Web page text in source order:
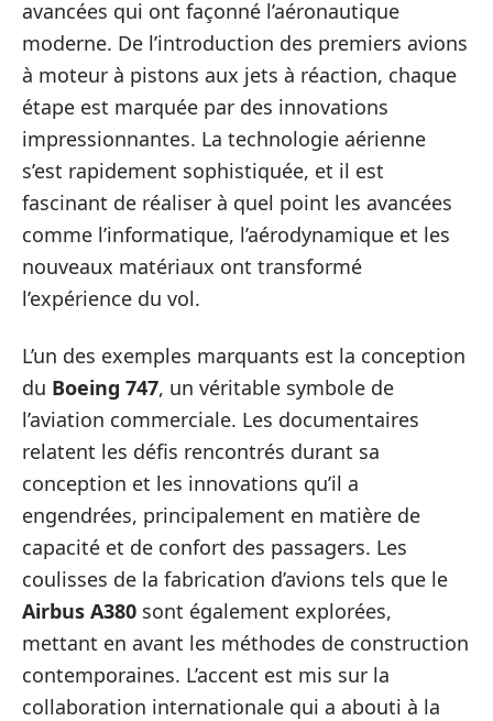
avancées qui ont façonné l’aéronautique
moderne. De l’introduction des premiers avions
à moteur à pistons aux jets à réaction, chaque
étape est marquée par des innovations
impressionnantes. La technologie aérienne
s’est rapidement sophistiquée, et il est
fascinant de réaliser à quel point les avancées
comme l’informatique, l’aérodynamique et les
nouveaux matériaux ont transformé
l’expérience du vol.
L’un des exemples marquants est la conception
du Boeing 747, un véritable symbole de
l’aviation commerciale. Les documentaires
relatent les défis rencontrés durant sa
conception et les innovations qu’il a
engendrées, principalement en matière de
capacité et de confort des passagers. Les
coulisses de la fabrication d’avions tels que le
Airbus A380 sont également explorées,
mettant en avant les méthodes de construction
contemporaines. L’accent est mis sur la
collaboration internationale qui a abouti à la